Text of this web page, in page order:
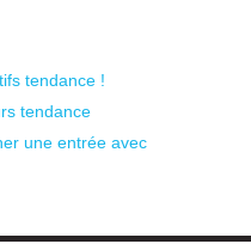
tendance !
tendance
une entrée avec